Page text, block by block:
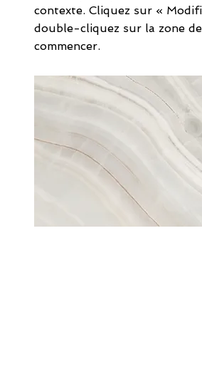
contexte. Cliquez sur «
double-cliquez sur la zone
commencer.